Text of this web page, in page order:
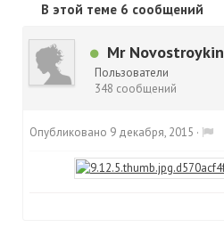
В этой теме 6 сообщений
Mr Novostroykin
Пользователи
348 сообщений
Опубликовано 9 декабря, 2015 ·